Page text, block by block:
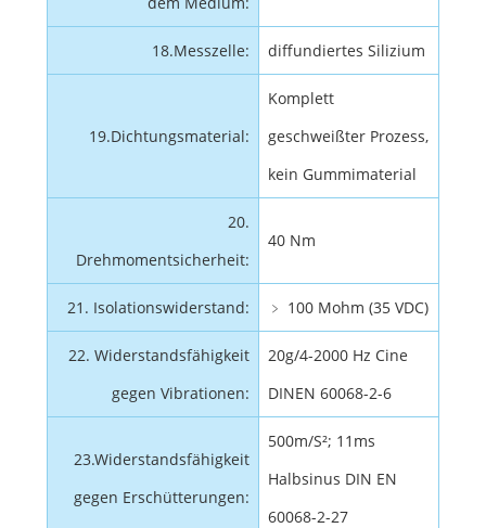
18.Messzelle: diffundiertes Silizium
19.Dichtungsmaterial:
Komplett
geschweißter Prozess,
kein Gummimaterial
20.
Drehmomentsicherheit:
40 Nm
21. Isolationswiderstand: ﹥ 100 Mohm (35 VDC)
22. Widerstandsfähigkeit
gegen Vibrationen:
20g/4-2000 Hz Cine
DINEN 60068-2-6
23.Widerstandsfähigkeit
gegen Erschütterungen:
500m/S²; 11ms
Halbsinus DIN EN
60068-2-27